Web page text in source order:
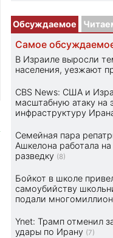
Обсуждаемое
Самое
В Израиле выросли
населения, уезжают
CBS News: США и
масштабную атаку на
инфраструктуру
Семейная пара
Ашкелона работала
разведку (8)
Бойкот в школе
самоубийству
подали
Ynet: Трамп отменил
удары по Ирану (7)